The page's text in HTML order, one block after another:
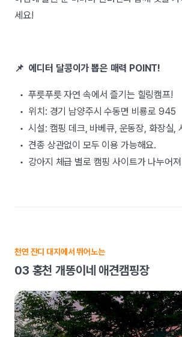
세요!
📌 에디터 달콩이가 뽑은 매력 POINT!
• 푸릇푸릇 자연 속에서 즐기는 힐링캠프!
• 위치: 경기 남양주시 수동면 비룡로 945
• 시설: 캠핑 데크, 바베큐, 운동장, 화장실,
• 견종 상관없이 모두 이용 가능해요.
• 강아지 체급 별로 캠핑 사이트가 나누어
천연 잔디 대지에서 뛰어노는
03 홍천 개똥이네 애견캠핑장